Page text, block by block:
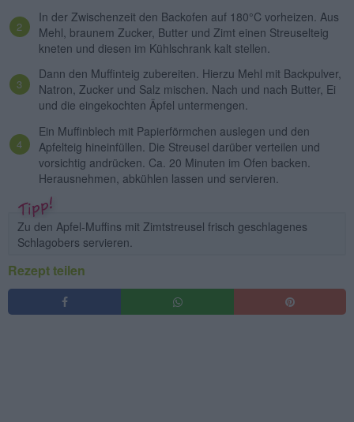
In der Zwischenzeit den Backofen auf 180°C vorheizen. Aus
Mehl, braunem Zucker, Butter und Zimt einen Streuselteig
kneten und diesen im Kühlschrank kalt stellen.
Dann den Muffinteig zubereiten. Hierzu Mehl mit Backpulver,
Natron, Zucker und Salz mischen. Nach und nach Butter, Ei
und die eingekochten Äpfel untermengen.
Ein Muffinblech mit Papierförmchen auslegen und den
Apfelteig hineinfüllen. Die Streusel darüber verteilen und
vorsichtig andrücken. Ca. 20 Minuten im Ofen backen.
Herausnehmen, abkühlen lassen und servieren.
Zu den Apfel-Muffins mit Zimtstreusel frisch geschlagenes
Schlagobers servieren.
Rezept teilen